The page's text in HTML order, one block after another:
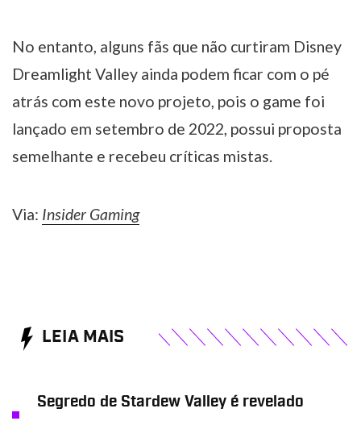
No entanto, alguns fãs que não curtiram Disney
Dreamlight Valley ainda podem ficar com o pé
atrás com este novo projeto, pois o game foi
lançado em setembro de 2022, possui proposta
semelhante e recebeu críticas mistas.
Via: Insider Gaming
LEIA MAIS
Segredo de Stardew Valley é revelado